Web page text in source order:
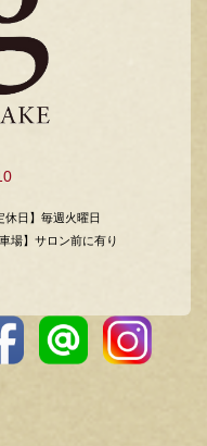
休日】毎週火曜日
車場】サロン前に有り